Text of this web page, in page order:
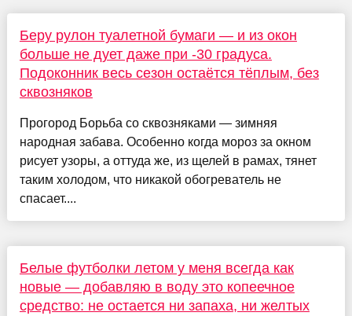
Беру рулон туалетной бумаги — и из окон
больше не дует даже при -30 градуса.
Подоконник весь сезон остаётся тёплым, без
сквозняков
Прогород Борьба со сквозняками — зимняя
народная забава. Особенно когда мороз за окном
рисует узоры, а оттуда же, из щелей в рамах, тянет
таким холодом, что никакой обогреватель не
спасает....
Белые футболки летом у меня всегда как
новые — добавляю в воду это копеечное
средство: не остается ни запаха, ни желтых